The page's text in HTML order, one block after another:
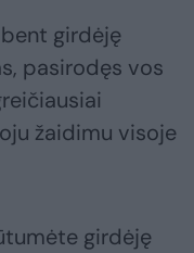
girdėję
pasirodęs vos
žaidimu visoje
girdėję